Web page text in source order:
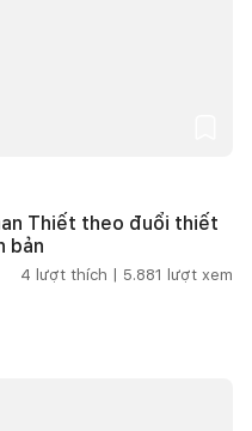
Thiết theo đuổi thiết
bản
4 lượt thích | 5.881 lượt xem